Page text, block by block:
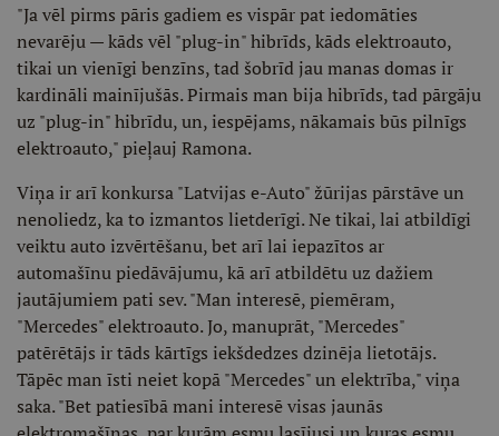
"Ja vēl pirms pāris gadiem es vispār pat iedomāties
nevarēju — kāds vēl "plug-in" hibrīds, kāds elektroauto,
tikai un vienīgi benzīns, tad šobrīd jau manas domas ir
kardināli mainījušās. Pirmais man bija hibrīds, tad pārgāju
uz "plug-in" hibrīdu, un, iespējams, nākamais būs pilnīgs
elektroauto," pieļauj Ramona.
Viņa ir arī konkursa "Latvijas e-Auto" žūrijas pārstāve un
nenoliedz, ka to izmantos lietderīgi. Ne tikai, lai atbildīgi
veiktu auto izvērtēšanu, bet arī lai iepazītos ar
automašīnu piedāvājumu, kā arī atbildētu uz dažiem
jautājumiem pati sev. "Man interesē, piemēram,
"Mercedes" elektroauto. Jo, manuprāt, "Mercedes"
patērētājs ir tāds kārtīgs iekšdedzes dzinēja lietotājs.
Tāpēc man īsti neiet kopā "Mercedes" un elektrība," viņa
saka. "Bet patiesībā mani interesē visas jaunās